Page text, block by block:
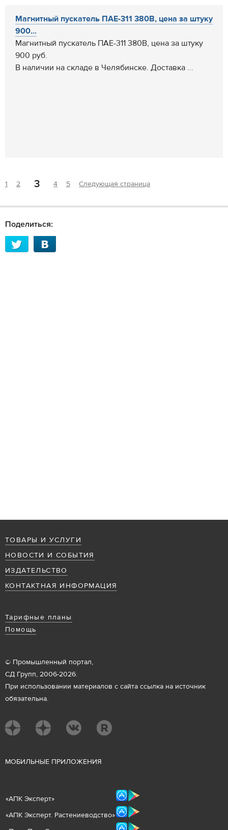
Магнитный пускатель ПАЕ-311 380В, цена за штуку
900...
Магнитный пускатель ПАЕ-311 380В, цена за штуку
900 руб.
В наличии на складе в Челябинске. Доставка ...
1 2 3 4 5 Следующая страница
Поделиться:
ТОВАРЫ И УСЛУГИ
НОВОСТИ И СОБЫТИЯ
ИЗДАТЕЛЬСТВО
КОНТАКТНАЯ ИНФОРМАЦИЯ
Тарифные планы
Помощь
© Промышленный портал,
СД Групп, 2006-2026.
При использовании материалов с сайта ссылка на источник
обязательна.
МОБИЛЬНЫЕ ПРИЛОЖЕНИЯ
«АПК Эксперт»
«АПК Эксперт. Растениеводство»